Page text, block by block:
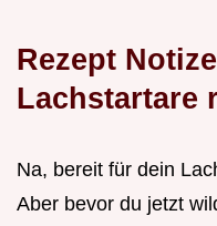
Rezept
Lachstartare
Na, bereit für dein
Aber bevor du jetzt